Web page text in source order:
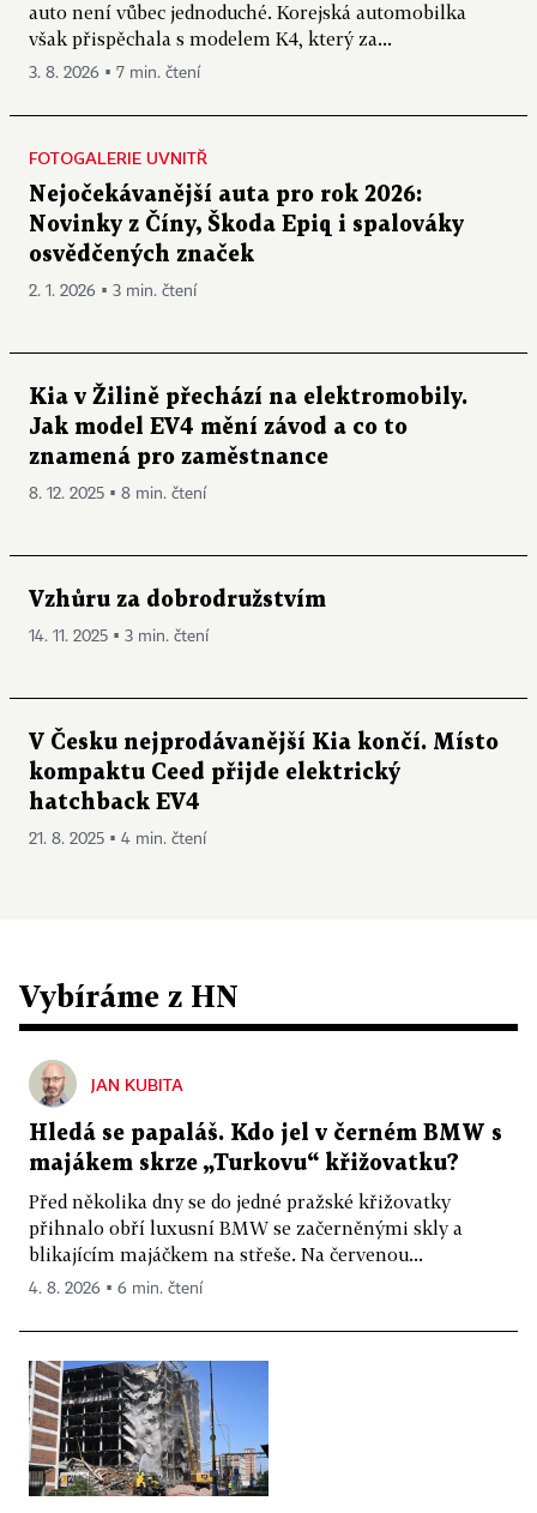
auto není vůbec jednoduché. Korejská automobilka
však přispěchala s modelem K4, který za...
3. 8. 2026 ▪ 7 min. čtení
FOTOGALERIE UVNITŘ
Nejočekávanější auta pro rok 2026:
Novinky z Číny, Škoda Epiq i spalováky
osvědčených značek
2. 1. 2026 ▪ 3 min. čtení
Kia v Žilině přechází na elektromobily.
Jak model EV4 mění závod a co to
znamená pro zaměstnance
8. 12. 2025 ▪ 8 min. čtení
Vzhůru za dobrodružstvím
14. 11. 2025 ▪ 3 min. čtení
V Česku nejprodávanější Kia končí. Místo
kompaktu Ceed přijde elektrický
hatchback EV4
21. 8. 2025 ▪ 4 min. čtení
Vybíráme z HN
JAN KUBITA
Hledá se papaláš. Kdo jel v černém BMW s
majákem skrze „Turkovu“ křižovatku?
Před několika dny se do jedné pražské křižovatky
přihnalo obří luxusní BMW se začerněnými skly a
blikajícím majáčkem na střeše. Na červenou...
4. 8. 2026 ▪ 6 min. čtení